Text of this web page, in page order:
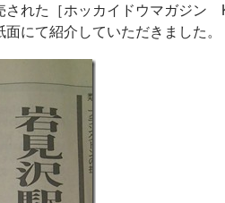
された［ホッカイドウマガジン
にて紹介していただきました。